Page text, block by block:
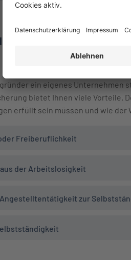
Wann kann
ein eigenes Unternehmen
bietet Ihnen viele Vorteile.
erfüllt sein müssen und wie der
Freiberuflichkeit
der Arbeitslosigkeit
zur